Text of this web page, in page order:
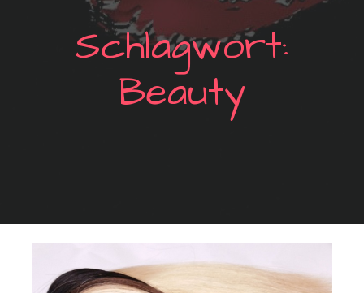
Schlagwort:
Beauty